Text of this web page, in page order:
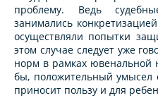
проблему. Ведь
занимались
осуществляли попытки
этом случае следует уже
норм в рамках ювенальной
бы, положительный умысел
приносит пользу и для